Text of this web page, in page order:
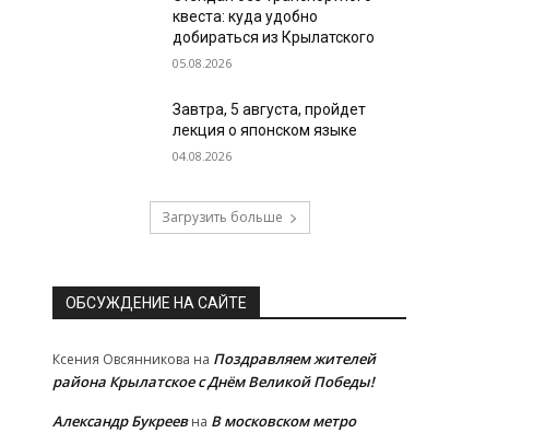
квеста: куда удобно
добираться из Крылатского
05.08.2026
Завтра, 5 августа, пройдет
лекция о японском языке
04.08.2026
Загрузить больше
ОБСУЖДЕНИЕ НА САЙТЕ
Ксения Овсянникова на Поздравляем жителей
района Крылатское с Днём Великой Победы!
Александр Букреевна В московском метро